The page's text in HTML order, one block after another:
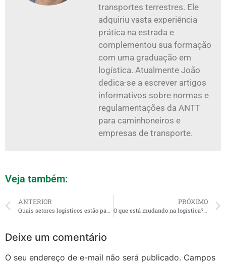
transportes terrestres. Ele
adquiriu vasta experiência
prática na estrada e
complementou sua formação
com uma graduação em
logística. Atualmente João
dedica-se a escrever artigos
informativos sobre normas e
regulamentações da ANTT
para caminhoneiros e
empresas de transporte.
Veja também:
ANTERIOR
Quais setores logísticos estão pagando melhor no Brasil em 2026
PRÓXIMO
O que está mudando na logística? MOPP, cargas especiais e novas regras para transportadores
Deixe um comentário
O seu endereço de e-mail não será publicado. Campos